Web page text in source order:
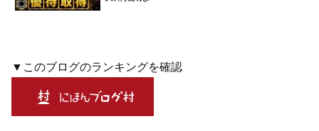
▼このブログのランキングを確認